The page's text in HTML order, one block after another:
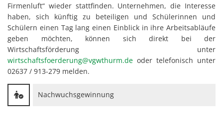
Firmenluft“ wieder stattfinden. Unternehmen, die Interesse
haben, sich künftig zu beteiligen und Schülerinnen und
Schülern einen Tag lang einen Einblick in ihre Arbeitsabläufe
geben möchten, können sich direkt bei der
Wirtschaftsförderung unter
wirtschaftsfoerderung@vgwthurm.de oder telefonisch unter
02637 / 913-279 melden.
Nachwuchsgewinnung